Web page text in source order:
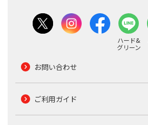
ハード&
グリーン
お問い合わせ
ご利用ガイド